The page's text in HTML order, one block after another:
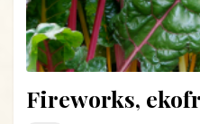
Fireworks,